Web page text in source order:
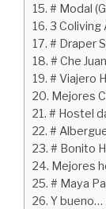
# Modal
3 Coliving
# Draper
# Che
# Viajero
Mejores
# Hostel
#
# Bonito
Mejores
# Maya
Y bueno…